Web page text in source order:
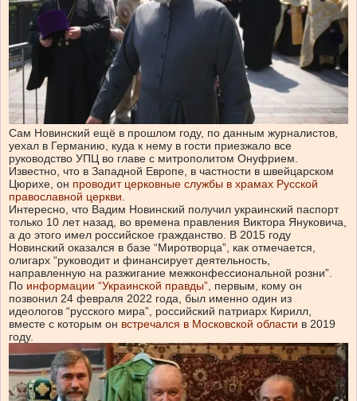
Сам Новинский ещё в прошлом году, по данным журналистов,
уехал в Германию, куда к нему в гости приезжало все
руководство УПЦ во главе с митрополитом Онуфрием.
Известно, что в Западной Европе, в частности в швейцарском
Цюрихе, он проводит церковные службы в храмах Русской
православной церкви.
Интересно, что Вадим Новинский получил украинский паспорт
только 10 лет назад, во времена правления Виктора Януковича,
а до этого имел российское гражданство. В 2015 году
Новинский оказался в базе “Миротворца”, как отмечается,
олигарх “руководит и финансирует деятельность,
направленную на разжигание межконфессиональной розни”.
По информации “Украинской правды”, первым, кому он
позвонил 24 февраля 2022 года, был именно один из
идеологов “русского мира”, российский патриарх Кирилл,
вместе с которым он встречался в Московской области в 2019
году.